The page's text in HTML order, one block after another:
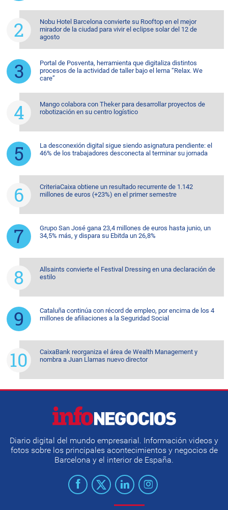
Nobu Hotel Barcelona convierte su Rooftop en el mejor
mirador de la ciudad para vivir el eclipse solar del 12 de
agosto
Portal de Posventa, herramienta que digitaliza distintos
procesos de la actividad de taller bajo el lema “Relax. We
care”
Mango colabora con Theker para desarrollar proyectos de
robotización en su centro logístico
La desconexión digital sigue siendo asignatura pendiente: el
46% de los trabajadores desconecta al terminar su jornada
CriteriaCaixa obtiene un resultado recurrente de 1.142
millones de euros (+23%) en el primer semestre
Grupo San José gana 23,4 millones de euros hasta junio, un
34,5% más, y dispara su Ebitda un 26,8%
Allsaints convierte el Festival Dressing en una declaración de
estilo
Cataluña continúa con récord de empleo, por encima de los 4
millones de afiliaciones a la Seguridad Social
CaixaBank reorganiza el área de Wealth Management y
nombra a Juan Llamas nuevo director
Diario digital del mundo empresarial. Información videos y
fotos sobre los principales acontecimientos y negocios de
Barcelona y el interior de España.